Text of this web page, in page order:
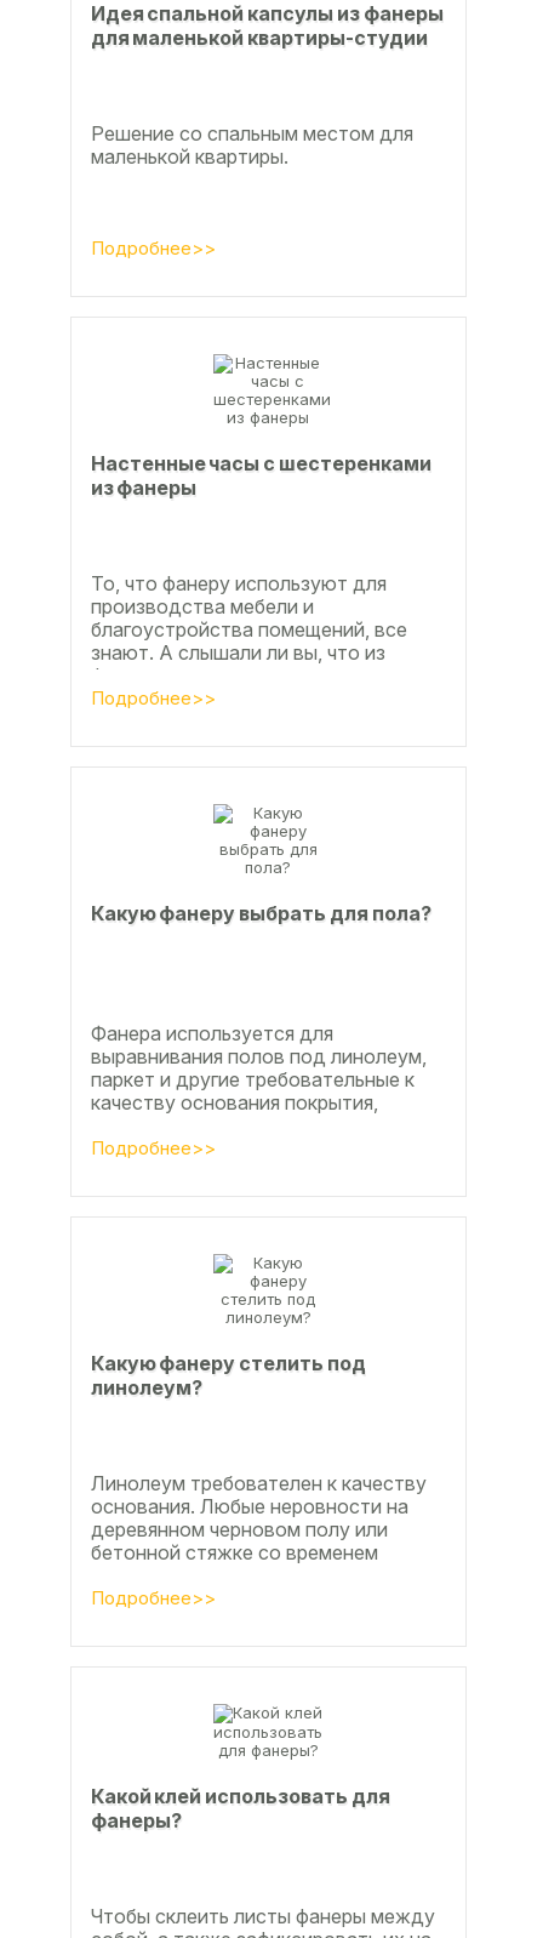
Идея спальной капсулы из фанеры
для маленькой квартиры-студии
Решение со спальным местом для
маленькой квартиры.
Подробнее>>
Настенные часы с шестеренками
из фанеры
То, что фанеру используют для
производства мебели и
благоустройства помещений, все
знают. А слышали ли вы, что из
фанеры делают красивые ажурные
часы? Удивительно, но факт.
Подробнее>>
Какую фанеру выбрать для пола?
Фанера используется для
выравнивания полов под линолеум,
паркет и другие требовательные к
качеству основания покрытия,
по деревянным лагам или...
Подробнее>>
Какую фанеру стелить под
линолеум?
Линолеум требователен к качеству
основания. Любые неровности на
деревянном черновом полу или
бетонной стяжке со временем
Подробнее>>
Какой клей использовать для
фанеры?
Чтобы склеить листы фанеры между